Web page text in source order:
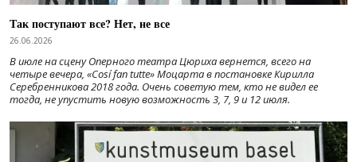
Так поступают все? Нет, не все
26.06.2026
В июле на сцену Оперного театра Цюриха вернется, всего на
четыре вечера, «Cosí fan tutte» Моцарта в постановке Кирилла
Серебренникова 2018 года. Очень советую тем, кто не видел ее
тогда, не упустить новую возможность 3, 7, 9 и 12 июля.